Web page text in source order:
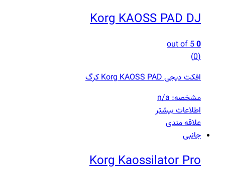
Korg KAOSS PAD DJ
0
out of 5
(0)
افکت دیجی Korg KAOSS PAD کرگ
مشخصه: n/a
اطلاعات بیشتر
علاقه مندی
جانبی
Korg Kaossilator Pro